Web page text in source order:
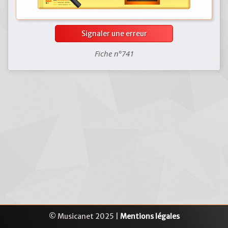
Signaler une erreur
Fiche n°741
© Musicanet 2025 | Mentions légales